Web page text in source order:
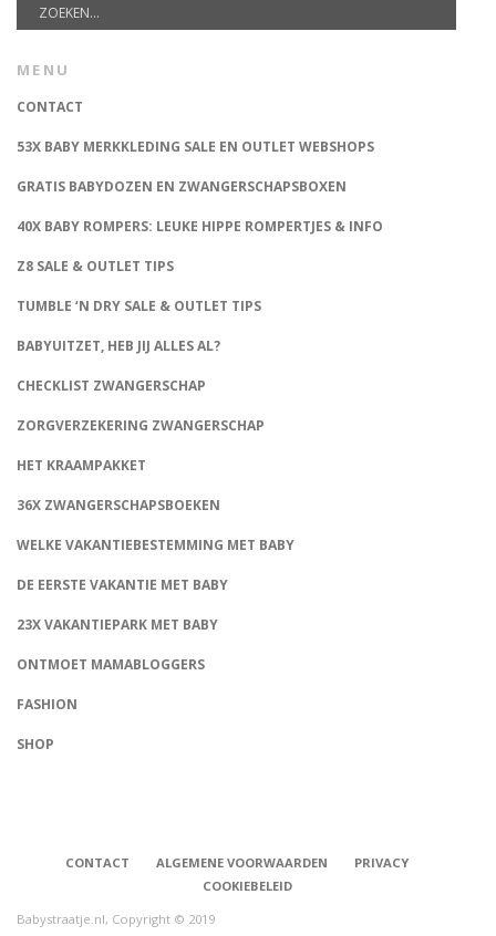
MENU
CONTACT
53X BABY MERKKLEDING SALE EN OUTLET WEBSHOPS
GRATIS BABYDOZEN EN ZWANGERSCHAPSBOXEN
40X BABY ROMPERS: LEUKE HIPPE ROMPERTJES & INFO
Z8 SALE & OUTLET TIPS
TUMBLE ‘N DRY SALE & OUTLET TIPS
BABYUITZET, HEB JIJ ALLES AL?
CHECKLIST ZWANGERSCHAP
ZORGVERZEKERING ZWANGERSCHAP
HET KRAAMPAKKET
36X ZWANGERSCHAPSBOEKEN
WELKE VAKANTIEBESTEMMING MET BABY
DE EERSTE VAKANTIE MET BABY
23X VAKANTIEPARK MET BABY
ONTMOET MAMABLOGGERS
FASHION
SHOP
CONTACT ALGEMENE VOORWAARDEN
PRIVACY
COOKIEBELEID
Babystraatje.nl, Copyright © 2019